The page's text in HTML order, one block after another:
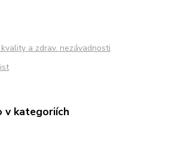
a zdrav. nezávadnosti
v kategoriích